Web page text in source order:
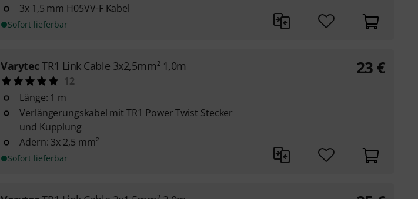
3x 1,5 mm H05VV-F Kabel
Sofort lieferbar
VarytecTR1 Link Cable 3x2,5mm² 1,0m
12
Länge: 1 m
Verlängerungskabel mit TR1 Power Twist Stecker
und Kupplung
Adern: 3x 2,5 mm²
Sofort lieferbar
23 €